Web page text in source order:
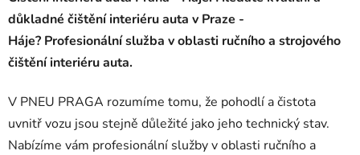
důkladné čištění interiéru auta v Praze -
Háje? Profesionální služba v oblasti ručního a strojového
čištění interiéru auta.
V PNEU PRAGA rozumíme tomu, že pohodlí a čistota
uvnitř vozu jsou stejně důležité jako jeho technický stav.
Nabízíme vám profesionální služby v oblasti ručního a